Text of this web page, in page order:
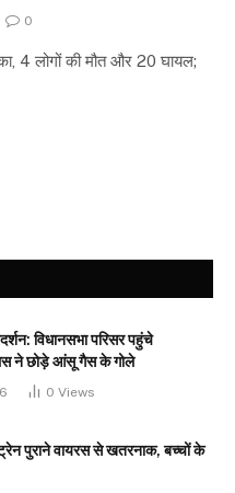
0
4 लोगों की मौत और 20 घायल;
विधानसभा परिसर पहुंचे
ने छोड़े आंसू गैस के गोले
0 Views
पुराने वायरस से खतरनाक, बच्चों के